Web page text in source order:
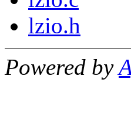
lzio.h
Powered by